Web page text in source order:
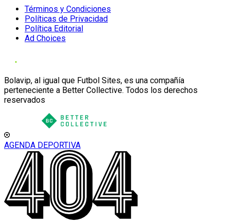
Términos y Condiciones
Políticas de Privacidad
Política Editorial
Ad Choices
Bolavip, al igual que Futbol Sites, es una compañía
perteneciente a Better Collective. Todos los derechos
reservados
AGENDA DEPORTIVA